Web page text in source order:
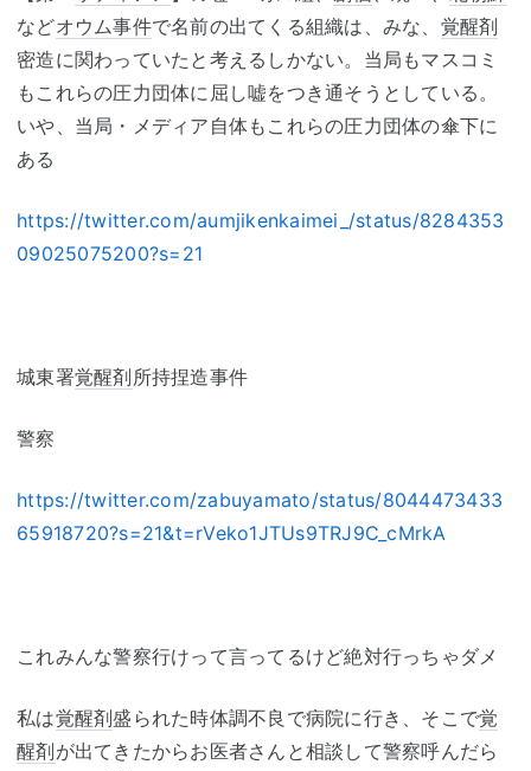
などオウム事件で名前の出てくる組織は、みな、 覚醒剤
密造に関わっていたと考えるしかない。当局もマスコミ
もこれらの圧力団体に屈し嘘をつき通そうとしている。
いや、当局・メディア自体もこれらの圧力団体の傘下に
ある
https://twitter.com/aumjikenkaimei_/status/8284353
09025075200?s=21
城東署覚醒剤所持捏造事件
警察
https://twitter.com/zabuyamato/status/8044473433
65918720?s=21&t=rVeko1JTUs9TRJ9C_cMrkA
これみんな警察行けって言ってるけど絶対行っちゃダメ
私は覚醒剤盛られた時体調不良で病院に行き、そこで覚
醒剤が出てきたからお医者さんと相談して警察呼んだら